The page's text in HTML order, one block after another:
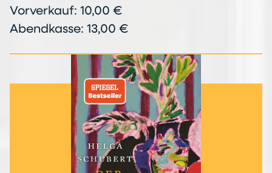
Vorverkauf: 10,00 €
Abendkasse: 13,00 €